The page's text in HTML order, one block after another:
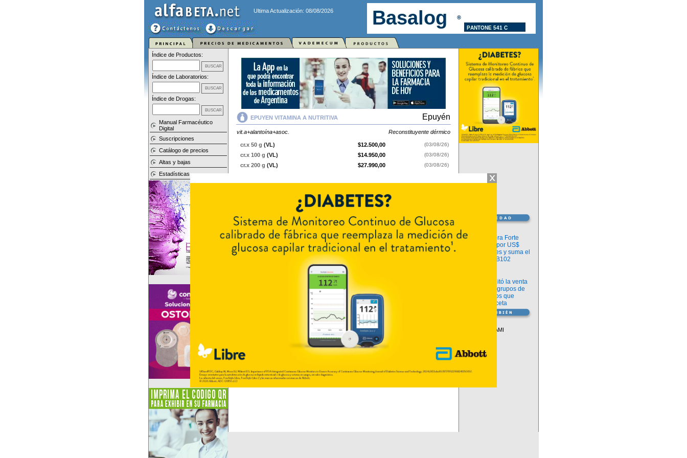
Ultima Actualización: 08/08/2026
Índice de Productos:
Índice de Laboratorios:
Índice de Drogas:
Manual Farmacéutico
Digital
Suscripciones
Catálogo de precios
Altas y bajas
Estadísticas
EPUYEN VITAMINA A NUTRITIVA Epuyén
vit.a+alantoína+asoc. Reconstituyente dérmico
cr.x 50 g (VL) $12.500,00 (03/08/26)
cr.x 100 g (VL) $14.950,00 (03/08/26)
cr.x 200 g (VL) $27.990,00 (03/08/26)
EPUYEN VITAMINA A NUTRITIVAcontienevit.a+alantoína+asoc.
Reconstituyente dérmico. Es producido por
con 3 presentaciones disponibles.
Explorar más
Otros productos convit.a+alantoína+asoc.
Otros productos de
Información
argenx compra Forte
Biosciences por US$
2.200 millones y suma el
anticuerpo FB102
ANMAT habilitó la venta
libre de diez grupos de
medicamentos que
requerían receta
Descuentos PAMI